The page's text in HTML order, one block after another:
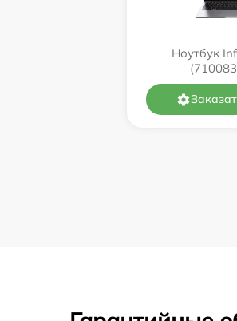
Ноутбук